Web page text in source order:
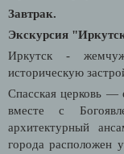
Завтрак.
Экскурсия
Иркутск -
историческую
Спасская церковь —
вместе с
архитектурный
города расположен